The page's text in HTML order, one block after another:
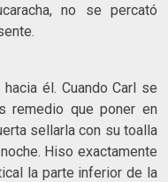
no se percató
él. Cuando Carl se
remedio que poner en
sellarla con su toalla
Hiso exactamente
la parte inferior de la